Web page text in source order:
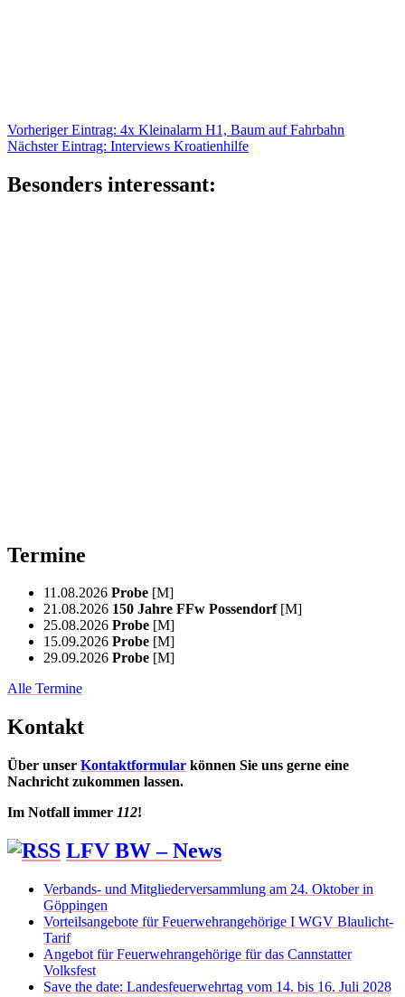
Beitragsnavigation
Vorheriger Eintrag: Vorheriger
Eintrag:
4x Kleinalarm H1, Baum auf Fahrbahn
Nächster Eintrag: Nächster
Interviews Kroatienhilfe
Besonders interessant:
Termine
11.08.2026 Probe [M]
21.08.2026 150 Jahre FFw Possendorf [M]
25.08.2026 Probe [M]
15.09.2026 Probe [M]
29.09.2026 Probe [M]
Alle Termine
Kontakt
Über unser Kontaktformular können Sie uns gerne eine
Nachricht zukommen lassen.
Im Notfall immer 112!
LFV BW – News
Verbands- und Mitgliederversammlung am 24. Oktober in
Göppingen
Vorteilsangebote für Feuerwehrangehörige I WGV Blaulicht-
Tarif
Angebot für Feuerwehrangehörige für das Cannstatter
Volksfest
Save the date: Landesfeuerwehrtag vom 14. bis 16. Juli 2028